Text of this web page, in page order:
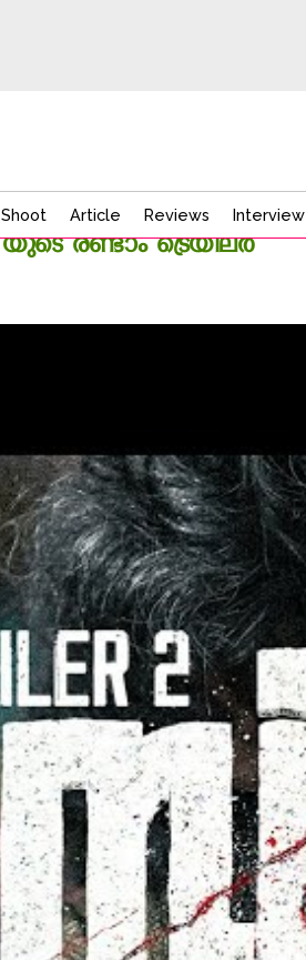
Article Reviews Interview
രണ്ടാം ട്രെയിലര്‍